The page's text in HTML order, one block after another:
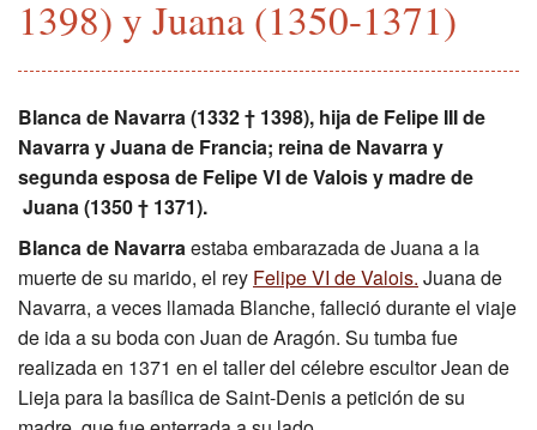
Visitas y actividades
Práctica
Restauración
Excavación
CMN
1398) y Juana (1350-1371)
Blanca de Navarra (1332 † 1398), hija de Felipe III de
Navarra y Juana de Francia; reina de Navarra y
segunda esposa de Felipe VI de Valois y madre de
Juana (1350 † 1371).
Blanca de Navarraestaba embarazada de Juana a la
muerte de su marido, el rey Felipe VI de Valois. Juana de
Navarra, a veces llamada Blanche, falleció durante el viaje
de ida a su boda con Juan de Aragón. Su tumba fue
realizada en 1371 en el taller del célebre escultor Jean de
Lieja para la basílica de Saint-Denis a petición de su